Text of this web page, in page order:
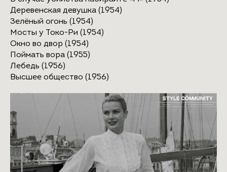
Деревенская девушка (1954)
Зелёный огонь (1954)
Мосты у Токо-Ри (1954)
Окно во двор (1954)
Поймать вора (1955)
Лебедь (1956)
Высшее общество (1956)